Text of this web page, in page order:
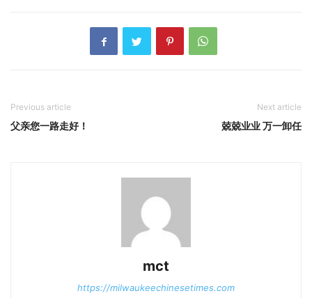
Previous article
父亲您一路走好！
Next article
兢兢业业 万一卸任
mct
https://milwaukeechinesetimes.com